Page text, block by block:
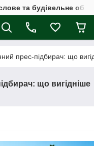
та будівельне
прес-підбирач: що
що вигідніше